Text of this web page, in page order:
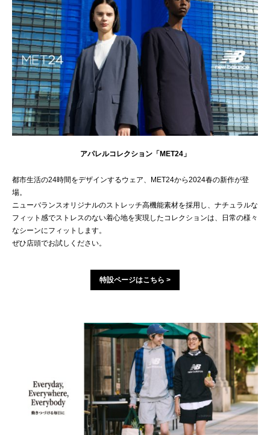
アパレルコレクション「MET24」
都市生活の24時間をデザインするウェア、MET24から2024春の新作が登
場。
ニューバランスオリジナルのストレッチ高機能素材を採用し、ナチュラルな
フィット感でストレスのない着心地を実現したコレクションは、日常の様々
なシーンにフィットします。
ぜひ店頭でお試しください。
特設ページはこちら >